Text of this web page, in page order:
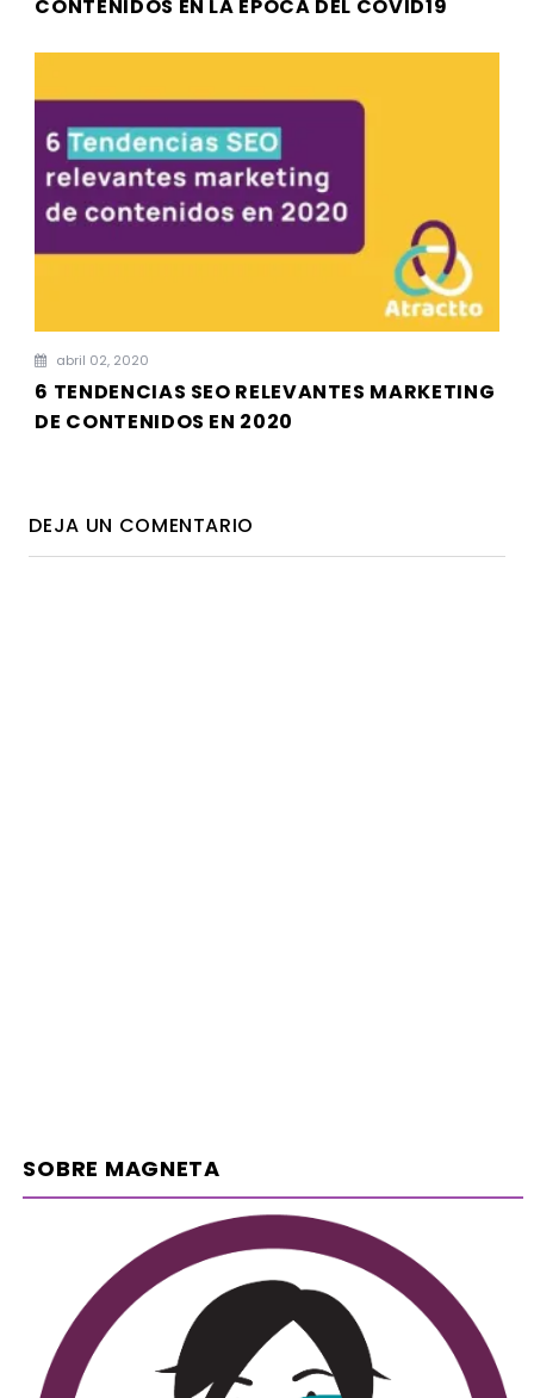
CONTENIDOS EN LA ÉPOCA DEL COVID19
abril 02, 2020
6 TENDENCIAS SEO RELEVANTES MARKETING
DE CONTENIDOS EN 2020
DEJA UN COMENTARIO
SOBRE MAGNETA